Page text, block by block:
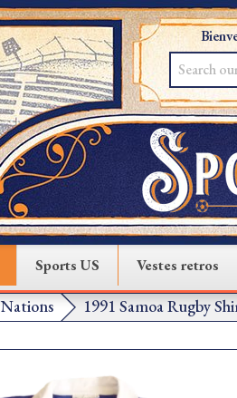
Sports US Vestes retros
Nations 1991 Samoa Rugby